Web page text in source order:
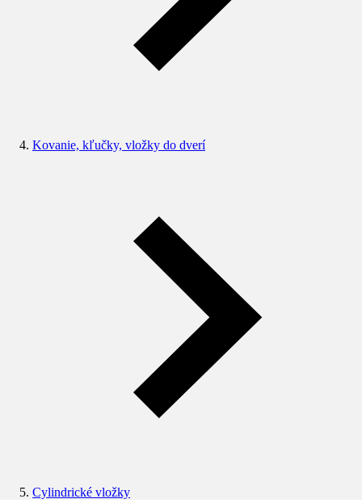
Kovanie, kľučky, vložky do dverí
Cylindrické vložky